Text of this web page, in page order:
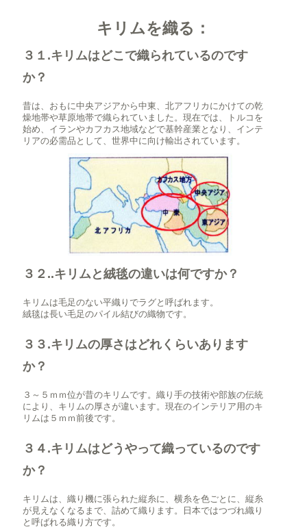
キリムを織る：
３１.キリムはどこで織られているのです
か？
昔は、おもに中央アジアから中東、北アフリカにかけての乾
燥地帯や草原地帯で織られていました。現在では、トルコを
始め、イランやカフカス地域などで基幹産業となり、インテ
リアの必需品として、世界中に向け輸出されています。
３２..キリムと絨毯の違いは何ですか？
キリムは毛足のない平織りでラグと呼ばれます。
絨毯は長い毛足のパイル結びの織物です。
３３.キリムの厚さはどれくらいあります
か？
３～５ｍｍ位が昔のキリムです。織り手の技術や部族の伝統
により、キリムの厚さが違います。現在のインテリア用のキ
リムは５ｍｍ前後です。
３４.キリムはどうやって織っているのです
か？
キリムは、織り機に張られた縦糸に、横糸を色ごとに、縦糸
が見えなくなるまで、詰めて織ります。日本ではつづれ織り
と呼ばれる織り方です。